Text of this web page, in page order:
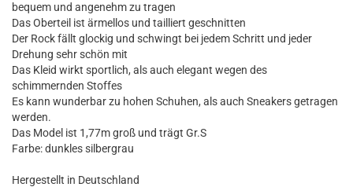
bequem und angenehm zu tragen
Das Oberteil ist ärmellos und tailliert geschnitten
Der Rock fällt glockig und schwingt bei jedem Schritt und jeder
Drehung sehr schön mit
Das Kleid wirkt sportlich, als auch elegant wegen des
schimmernden Stoffes
Es kann wunderbar zu hohen Schuhen, als auch Sneakers getragen
werden.
Das Model ist 1,77m groß und trägt Gr.S
Farbe: dunkles silbergrau
Hergestellt in Deutschland